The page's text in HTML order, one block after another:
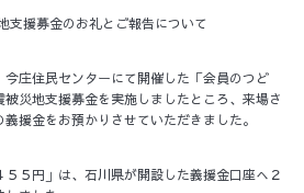
支援募金のお礼とご報告について
庄住民センターにて開催した「会員のつど
災地支援募金を実施しましたところ、来場さ
義援金をお預かりさせていただきました。
５円」は、石川県が開設した義援金口座へ２